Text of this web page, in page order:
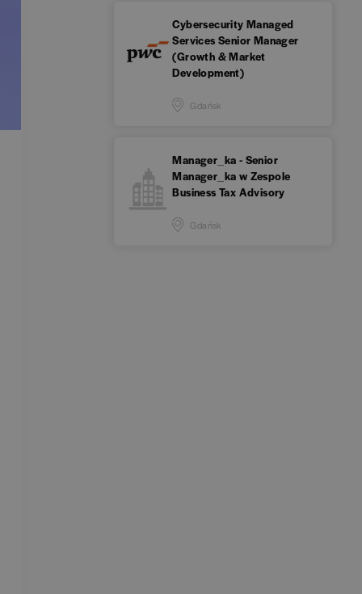
Cybersecurity Managed
Services Senior Manager
(Growth & Market
Development)
Gdańsk
Manager_ka - Senior
Manager_ka w Zespole
Business Tax Advisory
Gdańsk